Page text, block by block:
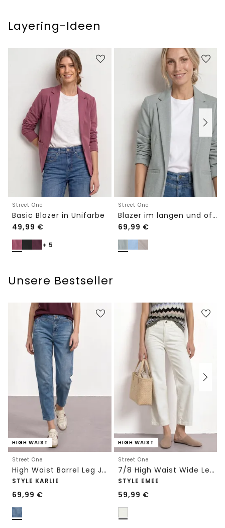
Layering-Ideen
Street One
Basic Blazer in Unifarbe
49,99 €
+ 5
Street One
Blazer im langen und offenen Schnitt
69,99 €
Unsere Bestseller
HIGH WAIST
Street One
High Waist Barrel Leg Jeans im Loose Fit
STYLE KARLIE
69,99 €
HIGH WAIST
Street One
7/8 High Waist Wide Leg Jeans im Loose Fit
STYLE EMEE
59,99 €